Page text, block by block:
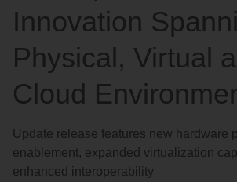
Innovation
Physical, Virtual
Cloud
Update release features new hardware
enablement, expanded virtualization
enhanced interoperability